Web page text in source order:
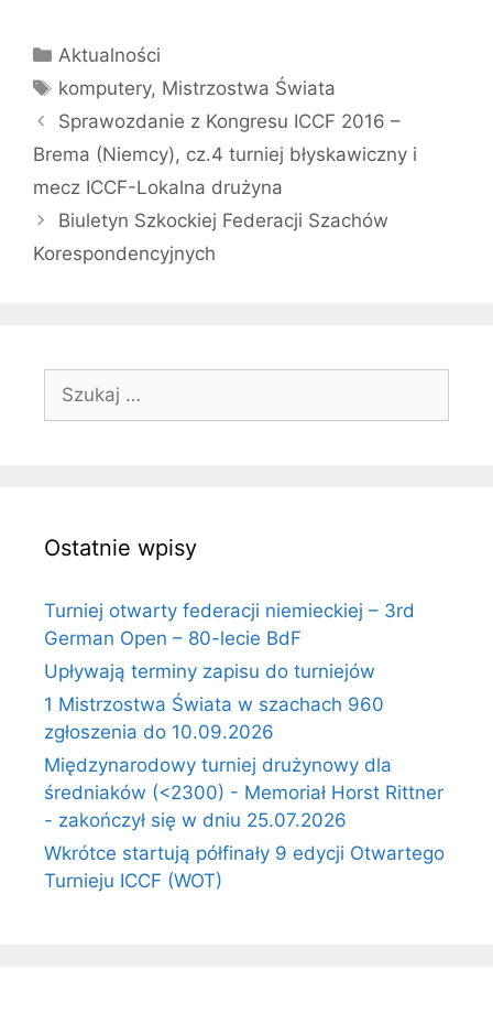
Kategorie
Aktualności
Tagi
komputery, Mistrzostwa Świata
Sprawozdanie z Kongresu ICCF 2016 –
Brema (Niemcy), cz.4 turniej błyskawiczny i
mecz ICCF-Lokalna drużyna
Biuletyn Szkockiej Federacji Szachów
Korespondencyjnych
Szukaj:
Ostatnie wpisy
Turniej otwarty federacji niemieckiej – 3rd
German Open – 80-lecie BdF
Upływają terminy zapisu do turniejów
1 Mistrzostwa Świata w szachach 960
zgłoszenia do 10.09.2026
Międzynarodowy turniej drużynowy dla
średniaków (<2300) - Memoriał Horst Rittner
- zakończył się w dniu 25.07.2026
Wkrótce startują półfinały 9 edycji Otwartego
Turnieju ICCF (WOT)